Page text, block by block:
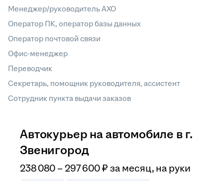
Менеджер/руководитель АХО
Оператор ПК, оператор базы данных
Оператор почтовой связи
Офис-менеджер
Переводчик
Секретарь, помощник руководителя, ассистент
Сотрудник пункта выдачи заказов
Автокурьер на автомобиле в г.
Звенигород
238 080 – 297 600₽ за месяц, на руки